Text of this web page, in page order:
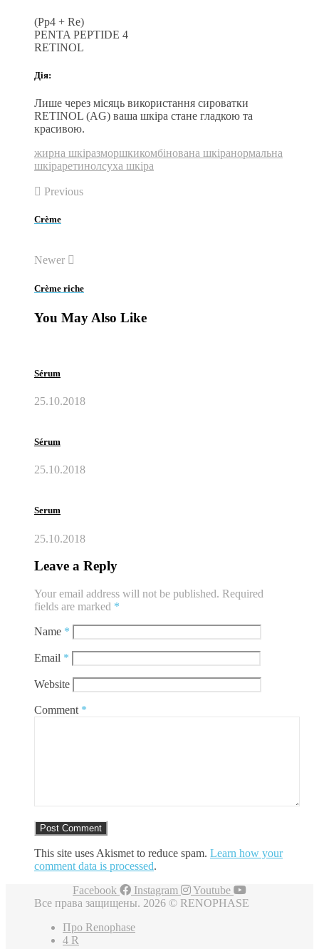
(Pp4 + Re)
PENTA PEPTIDE 4
RETINOL
Дія:
Лише через місяць використання сироватки
RETINOL (AG) ваша шкіра стане гладкою та
красивою.
жирна шкіразморшкикомбінована шкіранормальна
шкіраретинолсуха шкіра
Previous
Crème
Newer
Crème riche
You May Also Like
Sérum
25.10.2018
Sérum
25.10.2018
Serum
25.10.2018
Leave a Reply
Your email address will not be published. Required
fields are marked *
Name *
Email *
Website
Comment *
This site uses Akismet to reduce spam. Learn how your
comment data is processed.
Facebook
Instagram
Youtube
Все права защищены. 2026 © RENOPHASE
Про Renophase
4 R